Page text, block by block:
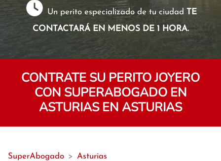
Un perito especializado de tu ciudad TE
CONTACTARÁ EN MENOS DE 1 HORA.
CONTRATE SU PERITO JOYERO
CON SUPERABOGADO EN
ASTURIAS EN ASTURIAS
SuperAbogado > Asturias